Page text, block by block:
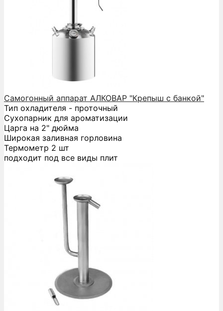
Самогонный аппарат АЛКОВАР "Крепыш с банкой"
Тип охладителя - проточный
Сухопарник для ароматизации
Царга на 2" дюйма
Широкая заливная горловина
Термометр 2 шт
подходит под все виды плит